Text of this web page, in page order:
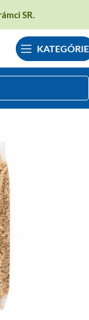
SR.
KATEGÓRIE